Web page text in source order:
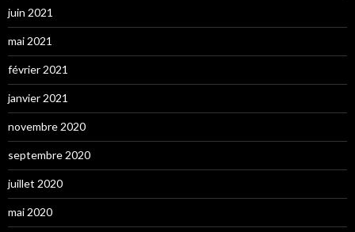
juin 2021
mai 2021
février 2021
janvier 2021
novembre 2020
septembre 2020
juillet 2020
mai 2020